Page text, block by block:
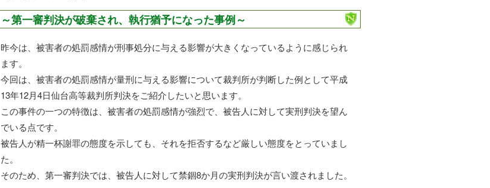
～第一審判決が破棄され、執行猶予になった事例～
昨今は、被害者の処罰感情が刑事処分に与える影響が大きくなっているように感じられ
ます。
今回は、被害者の処罰感情が量刑に与える影響について裁判所が判断した例として平成
13年12月4日仙台高等裁判所判決をご紹介したいと思います。
この事件の一つの特徴は、被害者の処罰感情が強烈で、被告人に対して実刑判決を望ん
でいる点です。
被告人が精一杯謝罪の態度を示しても、それを拒否するなど厳しい態度をとっていまし
た。
そのため、第一審判決では、被告人に対して禁錮8か月の実刑判決が言い渡されました。